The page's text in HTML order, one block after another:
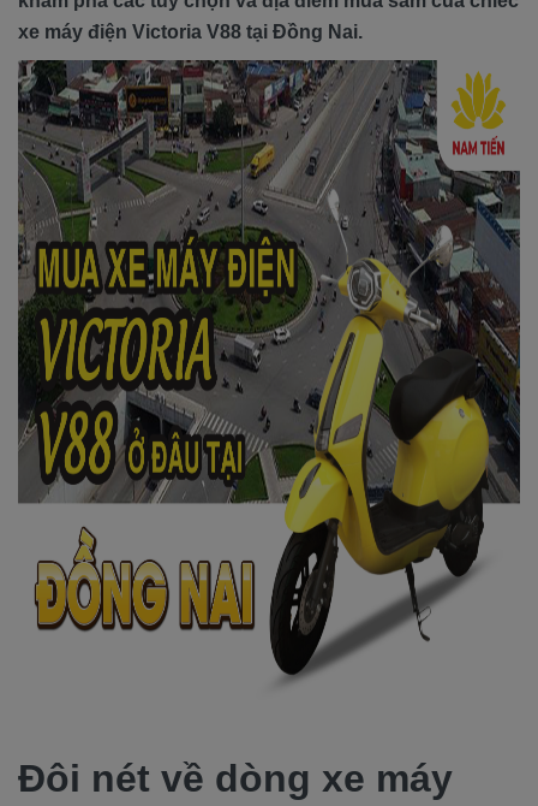
xe máy điện Victoria V88 tại Đồng Nai.
Đôi nét về dòng xe máy